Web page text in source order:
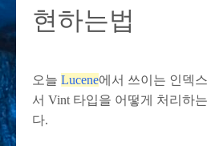
현하는법
오늘 Lucene에서 쓰이는 인덱
서 Vint 타입을 어떻게 처리하
다.